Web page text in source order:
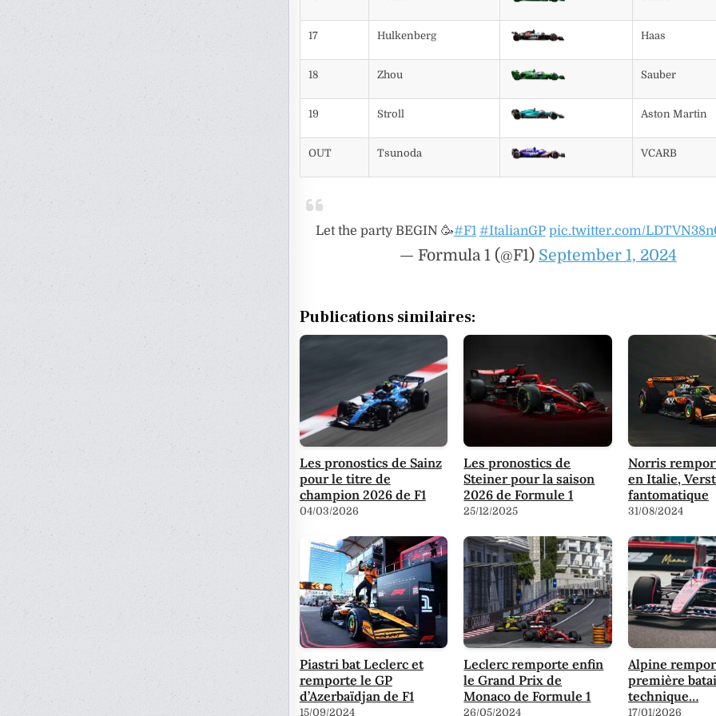
17 Hulkenberg Haas
18 Zhou Sauber
19 Stroll Aston Martin
OUT Tsunoda VCARB
Let the party BEGIN 🥳#F1 #ItalianGP pic.twitter.com/
— Formula 1 (@F1) September 1, 2024
Publications similaires:
Les pronostics de Sainz
pour le titre de
champion 2026 de F1
04/03/2026
Les pronostics de
Steiner pour la saison
2026 de Formule 1
25/12/2025
Norris
en Italie,
fantomatique
31/08/2024
Piastri bat Leclerc et
remporte le GP
d’Azerbaïdjan de F1
15/09/2024
Leclerc remporte enfin
le Grand Prix de
Monaco de Formule 1
26/05/2024
Alpine
première
technique…
17/01/2026